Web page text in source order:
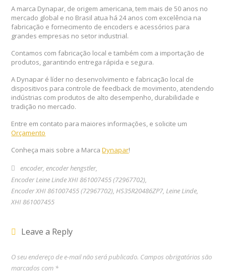
A marca Dynapar, de origem americana, tem mais de 50 anos no
mercado global e no Brasil atua há 24 anos com excelência na
fabricação e fornecimento de encoders e acessórios para
grandes empresas no setor industrial.
Contamos com fabricação local e também com a importação de
produtos, garantindo entrega rápida e segura.
A Dynapar é líder no desenvolvimento e fabricação local de
dispositivos para controle de feedback de movimento, atendendo
indústrias com produtos de alto desempenho, durabilidade e
tradição no mercado.
Entre em contato para maiores informações, e solicite um
Orçamento
Conheça mais sobre a MarcaDynapar!
encoder,encoder hengstler,
Encoder Leine Linde XHI 861007455 (729677­02),
Encoder XHI 861007455 (729677­02),HS35R20486ZP7,Leine Linde,
XHI 861007455
Leave a Reply
O seu endereço de e-mail não será publicado. Campos obrigatórios são
marcados com *